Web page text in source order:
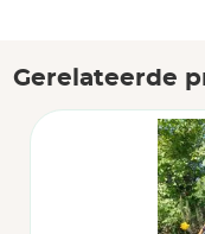
Gerelateerde